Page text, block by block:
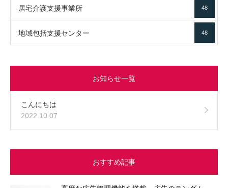
居宅介護支援事業所 48
地域包括支援センター 48
お知らせ一覧
こんにちは
2022.10.07
おすすめ記事